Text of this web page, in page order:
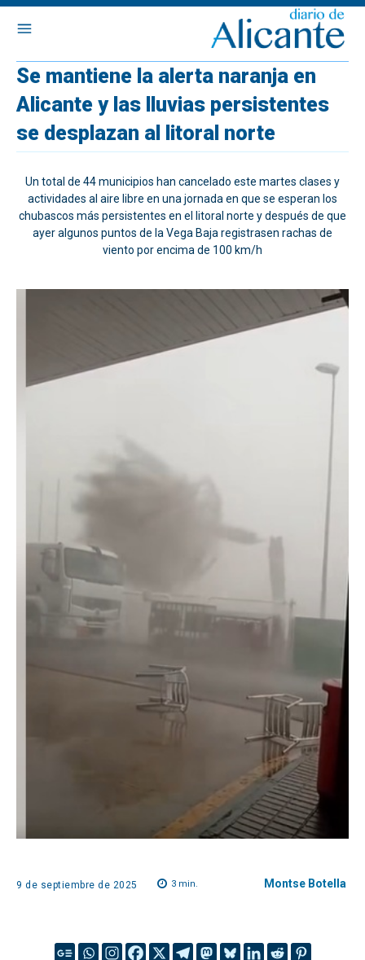
Se mantiene la alerta naranja en
Alicante y las lluvias persistentes
se desplazan al litoral norte
Un total de 44 municipios han cancelado este martes clases y
actividades al aire libre en una jornada en que se esperan los
chubascos más persistentes en el litoral norte y después de que
ayer algunos puntos de la Vega Baja registrasen rachas de
viento por encima de 100 km/h
9 de septiembre de 2025 3min. Montse Botella